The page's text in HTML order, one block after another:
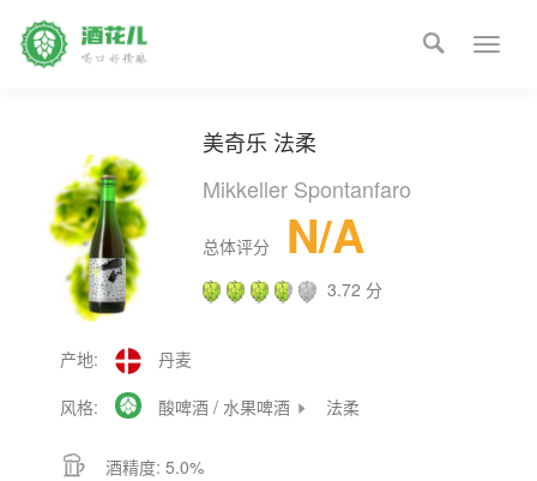
Toggle

美奇乐 法柔
Mikkeller Spontanfaro
总体评分 N/A
3.72 分
产地: 丹麦
风格:  酸啤酒 / 水果啤酒  法柔
 酒精度: 5.0%